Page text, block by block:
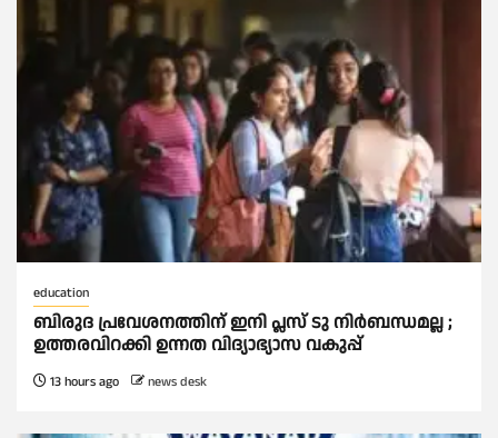
education
ബിരുദ പ്രവേശനത്തിന് ഇനി പ്ലസ് ടു നിര്‍ബന്ധമല്ല ;
ഉത്തരവിറക്കി ഉന്നത വിദ്യാഭ്യാസ വകുപ്പ്
13 hours ago news desk